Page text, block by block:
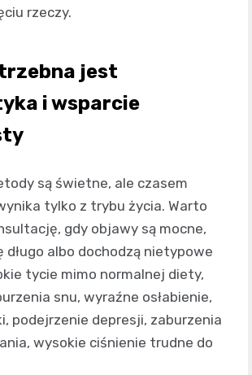
rzeczy.
jest
i wsparcie
są świetne, ale czasem
tylko z trybu życia. Warto
gdy objawy są mocne,
długo albo dochodzą nietypowe
tycie mimo normalnej diety,
snu, wyraźne osłabienie,
podejrzenie depresji, zaburzenia
wysokie ciśnienie trudne do